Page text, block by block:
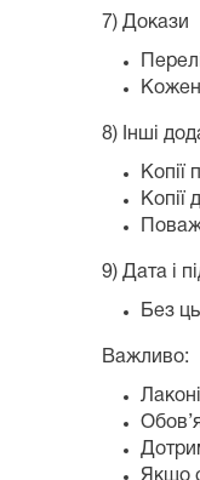
7) Докази
Кожен
8) Інші
Копії
Копії
9) Дата і
Без
Важливо:
Якщо